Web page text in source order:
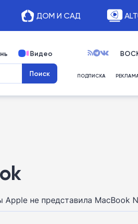
ДОМ И САД
Видео
ПОДПИСКА
Apple не представила MacBook